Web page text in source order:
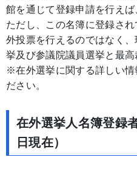
館を通じて登録申請を行えば
ただし、この名簿に登録さ
外投票を行えるのではなく
挙及び参議院議員選挙と最高
※在外選挙に関する詳しい情
ださい。
在外選挙人名簿登録
日現在）